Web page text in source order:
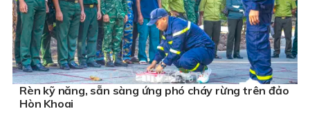
Rèn kỹ năng, sẵn sàng ứng phó cháy rừng trên đảo
Hòn Khoai